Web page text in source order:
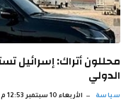
محللون أتراك: إسرائيل
الدولي
سياسة الأربعاء 10 سبتمبر 12:53 م